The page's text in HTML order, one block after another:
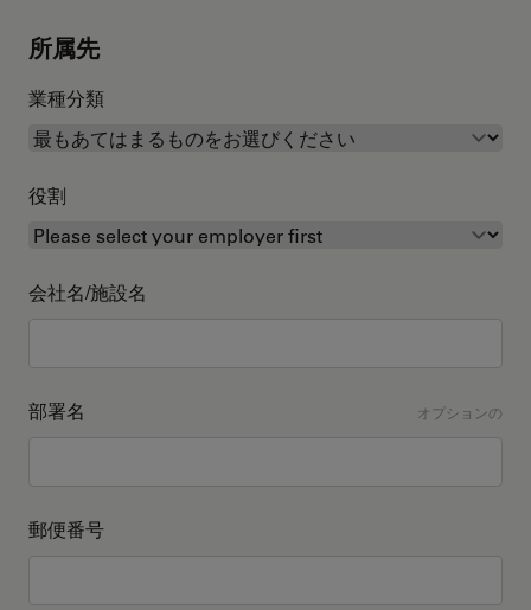
所属先
業種分類
役割
会社名/施設名
部署名 オプションの
郵便番号